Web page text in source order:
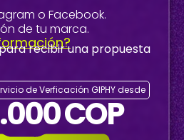
o Facebook.
de tu marca.
recibir una propuesta
de Verficación GIPHY desde
COP